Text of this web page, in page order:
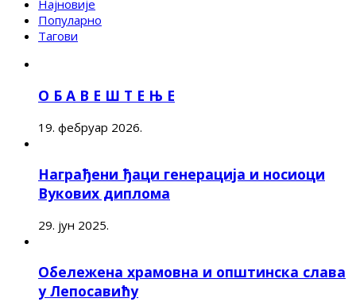
Најновије
Популарно
Тагови
О Б А В Е Ш Т Е Њ Е
19. фебруар 2026.
Награђени ђаци генерација и носиоци
Вукових диплома
29. јун 2025.
Обележена храмовна и општинска слава
у Лепосавићу